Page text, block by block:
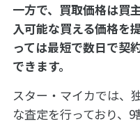
一方で、買取価格は買
入可能な買える価格を
っては最短で数日で契
できます。
スター・マイカでは、
な査定を行っており、